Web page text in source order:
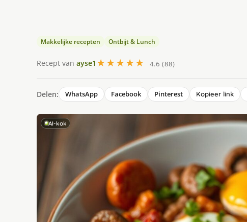
Makkelijke recepten Ontbijt & Lunch
Recept van ayse1 ★★★★★ 4.6 (88)
Delen: WhatsApp Facebook Pinterest Kopieer link
AI-kok